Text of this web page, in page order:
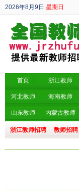
2026年8月9日 星期日
丙午年 六月廿七
首页 浙江教师
河北教师 海南教师
山东教师 内蒙古教师
浙江教师招聘 教师招聘